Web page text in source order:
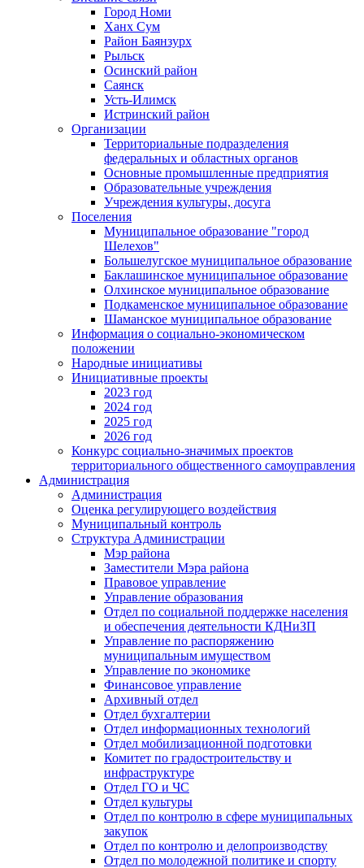
Город Номи
Ханх Сум
Район Баянзурх
Рыльск
Осинский район
Саянск
Усть-Илимск
Истринский район
Организации
Территориальные подразделения
федеральных и областных органов
Основные промышленные предприятия
Образовательные учреждения
Учреждения культуры, досуга
Поселения
Муниципальное образование "город
Шелехов"
Большелугское муниципальное образование
Баклашинское муниципальное образование
Олхинское муниципальное образование
Подкаменское муниципальное образование
Шаманское муниципальное образование
Информация о социально-экономическом
положении
Народные инициативы
Инициативные проекты
2023 год
2024 год
2025 год
2026 год
Конкурс социально-значимых проектов
территориального общественного самоуправления
Администрация
Администрация
Оценка регулирующего воздействия
Муниципальный контроль
Структура Администрации
Мэр района
Заместители Мэра района
Правовое управление
Управление образования
Отдел по социальной поддержке населения
и обеспечения деятельности КДНиЗП
Управление по распоряжению
муниципальным имуществом
Управление по экономике
Финансовое управление
Архивный отдел
Отдел бухгалтерии
Отдел информационных технологий
Отдел мобилизационной подготовки
Комитет по градостроительству и
инфраструктуре
Отдел ГО и ЧС
Отдел культуры
Отдел по контролю в сфере муниципальных
закупок
Отдел по контролю и делопроизводству
Отдел по молодежной политике и спорту